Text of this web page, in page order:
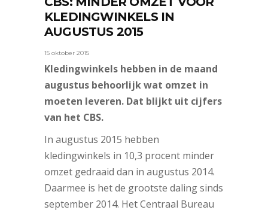
KLEDINGWINKELS IN
AUGUSTUS 2015
15 oktober 2015
Kledingwinkels hebben in de maand
augustus behoorlijk wat omzet in
moeten leveren. Dat blijkt uit cijfers
van het CBS.
In augustus 2015 hebben
kledingwinkels in 10,3 procent minder
omzet gedraaid dan in augustus 2014.
Daarmee is het de grootste daling sinds
september 2014. Het Centraal Bureau